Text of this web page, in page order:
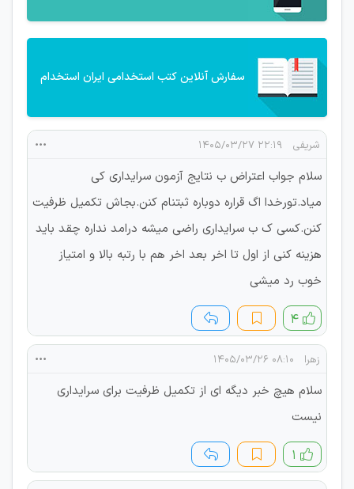
سفارش آنلاین کتب استخدامی ایران استخدام
شریفی ۲۲:۱۹ ۱۴۰۵/۰۳/۲۷
سلام جواب اعتراض ب نتایج آزمون سرایداری کی
میاد.تورخدا اگ قراره دوباره ثبتنام کنن.بجاش تکمیل ظرفیت
کنن.کسی ک ب سرایداری راضی میشه درامد نداره چقد باید
هزینه کنی از اول تا اخر بعد اخر هم با رتبه بالا و امتیاز
خوب رد میشی
۴
زهرا ۰۸:۱۰ ۱۴۰۵/۰۳/۲۶
سلام هیچ خبر دیگه ای از تکمیل ظرفیت برای سرایداری
نیست
۱